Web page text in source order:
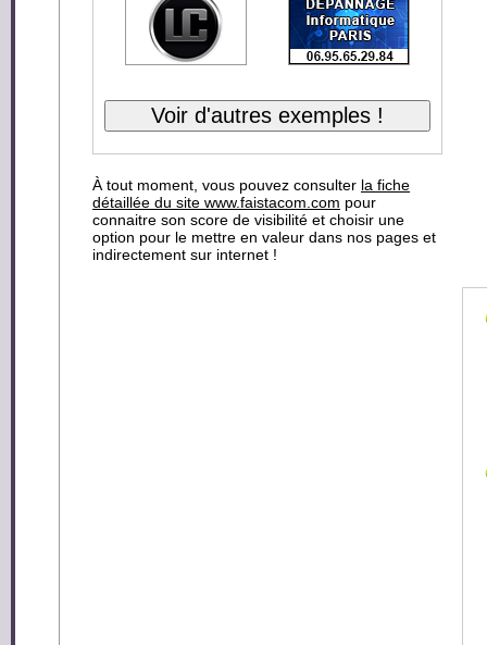
À tout moment, vous pouvez consulter la fiche
détaillée du site www.faistacom.com pour
connaitre son score de visibilité et choisir une
option pour le mettre en valeur dans nos pages et
indirectement sur internet !